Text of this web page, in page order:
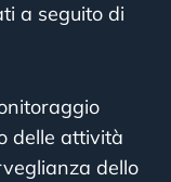
a seguito di
delle attività
dello